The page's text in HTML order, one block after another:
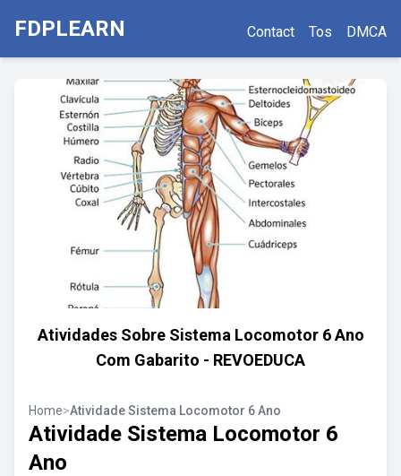
FDPLEARN Contact Tos DMCA
Atividades Sobre Sistema Locomotor 6 Ano
Com Gabarito - REVOEDUCA
Home>Atividade Sistema Locomotor 6 Ano
Atividade Sistema Locomotor 6
Ano